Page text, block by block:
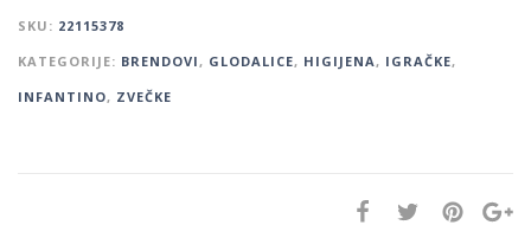
SKU: 22115378
KATEGORIJE: BRENDOVI, GLODALICE, HIGIJENA, IGRAČKE,
INFANTINO, ZVEČKE